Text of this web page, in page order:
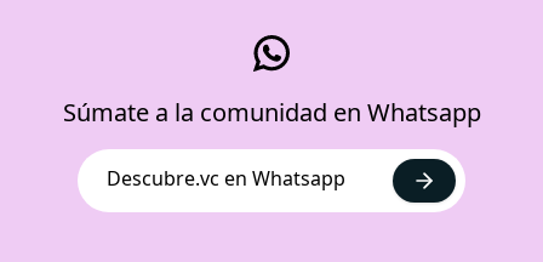
Súmate a la comunidad en Whatsapp
Descubre.vc en Whatsapp